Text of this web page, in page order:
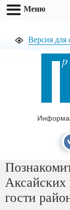
Версия для
Аксайских
гости
Меню